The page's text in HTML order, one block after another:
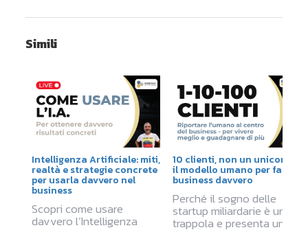
Simili
Intelligenza Artificiale: miti,
realtà e strategie concrete
per usarla davvero nel
business
Scopri come usare
davvero l’Intelligenza
10 clienti, non un unicorno:
il modello umano per fare
business davvero
Perché il sogno delle
startup miliardarie è una
trappola e presenta un